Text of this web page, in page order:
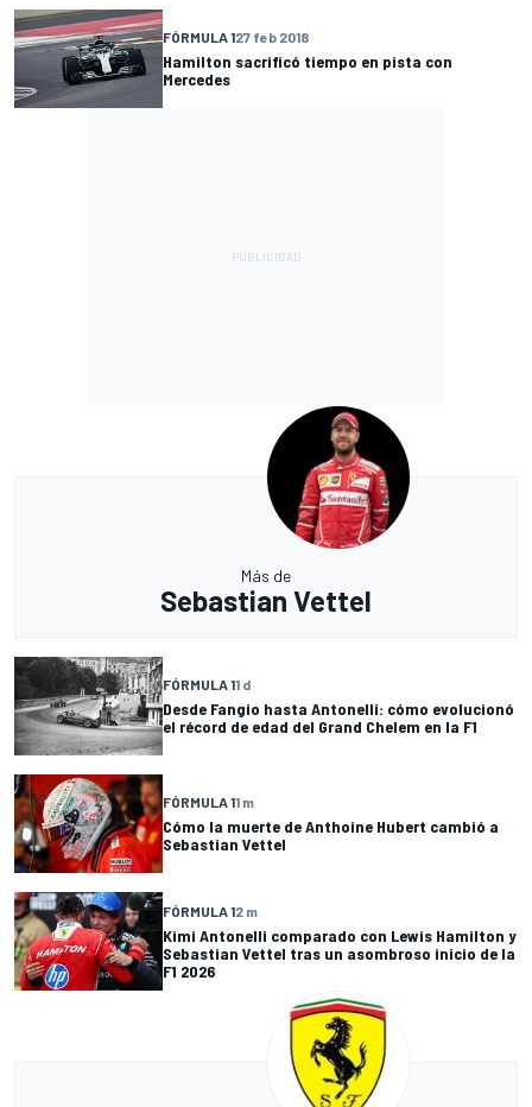
FÓRMULA 127 feb 2018
Hamilton sacrificó tiempo en pista con
Mercedes
Más de
Sebastian Vettel
FÓRMULA 11 d
Desde Fangio hasta Antonelli: cómo evolucionó
el récord de edad del Grand Chelem en la F1
FÓRMULA 11 m
Cómo la muerte de Anthoine Hubert cambió a
Sebastian Vettel
FÓRMULA 12 m
Kimi Antonelli comparado con Lewis Hamilton y
Sebastian Vettel tras un asombroso inicio de la
F1 2026